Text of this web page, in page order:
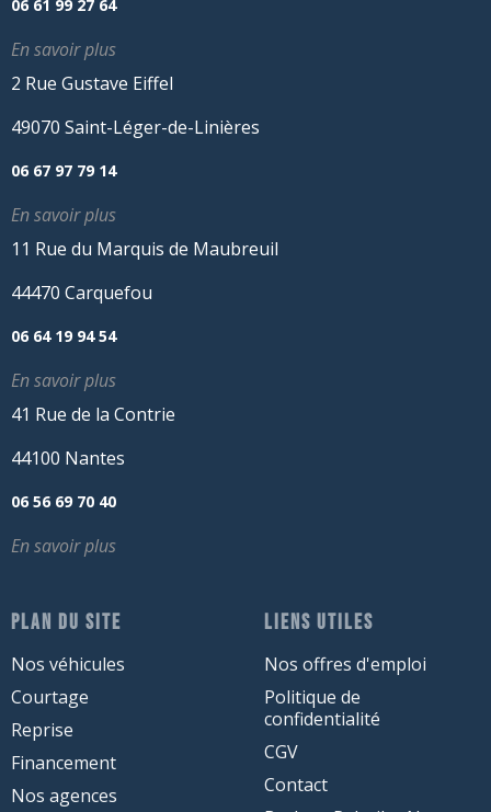
06 61 99 27 64
En savoir plus
2 Rue Gustave Eiffel
49070 Saint-Léger-de-Linières
06 67 97 79 14
En savoir plus
11 Rue du Marquis de Maubreuil
44470 Carquefou
06 64 19 94 54
En savoir plus
41 Rue de la Contrie
44100 Nantes
06 56 69 70 40
En savoir plus
PLAN DU SITE
Nos véhicules
Courtage
Reprise
Financement
Nos agences
LIENS UTILES
Nos offres d'emploi
Politique de
confidentialité
CGV
Contact